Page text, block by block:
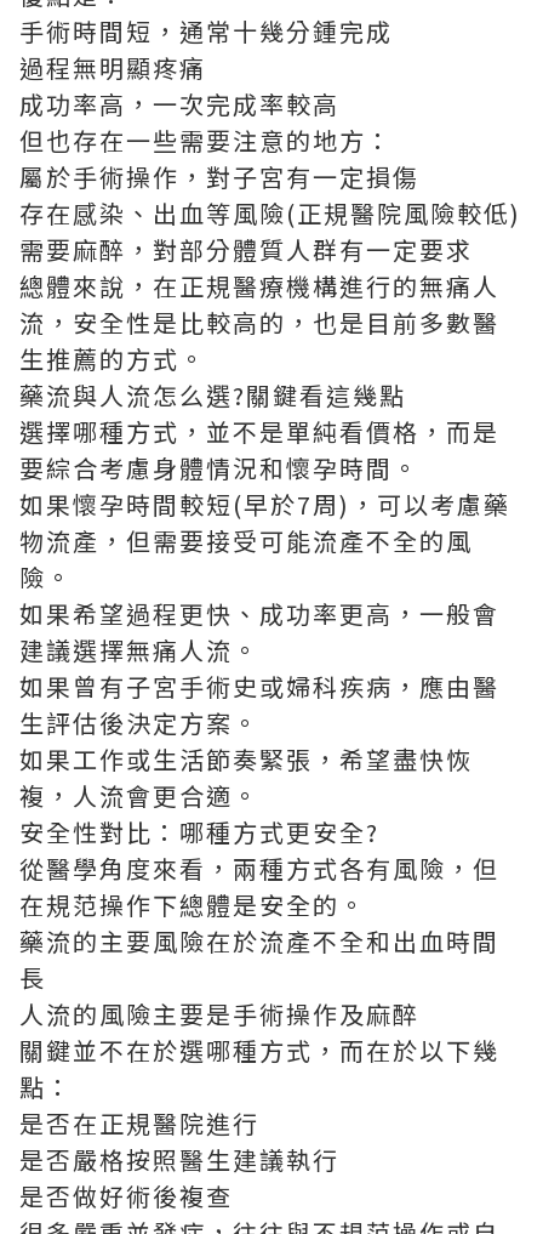
手術時間短，通常十幾分鍾完成
過程無明顯疼痛
成功率高，一次完成率較高
但也存在一些需要注意的地方：
屬於手術操作，對子宮有一定損傷
存在感染、出血等風險(正規醫院風險較低)
需要麻醉，對部分體質人群有一定要求
總體來說，在正規醫療機構進行的無痛人
流，安全性是比較高的，也是目前多數醫
生推薦的方式。
藥流與人流怎么選?關鍵看這幾點
選擇哪種方式，並不是單純看價格，而是
要綜合考慮身體情況和懷孕時間。
如果懷孕時間較短(早於7周)，可以考慮藥
物流產，但需要接受可能流產不全的風
險。
如果希望過程更快、成功率更高，一般會
建議選擇無痛人流。
如果曾有子宮手術史或婦科疾病，應由醫
生評估後決定方案。
如果工作或生活節奏緊張，希望盡快恢
複，人流會更合適。
安全性對比：哪種方式更安全?
從醫學角度來看，兩種方式各有風險，但
在規范操作下總體是安全的。
藥流的主要風險在於流產不全和出血時間
長
人流的風險主要是手術操作及麻醉
關鍵並不在於選哪種方式，而在於以下幾
點：
是否在正規醫院進行
是否嚴格按照醫生建議執行
是否做好術後複查